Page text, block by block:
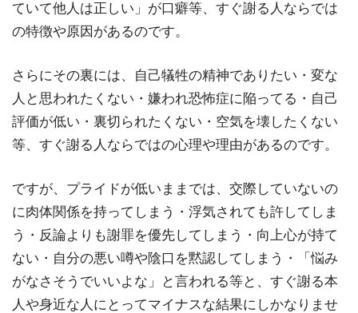
ていて他人は正しい」が口癖等、すぐ謝る人ならでは
の特徴や原因があるのです。
さらにその裏には、自己犠牲の精神でありたい・変な
人と思われたくない・嫌われ恐怖症に陥ってる・自己
評価が低い・裏切られたくない・空気を壊したくない
等、すぐ謝る人ならではの心理や理由があるのです。
ですが、プライドが低いままでは、交際していないの
に肉体関係を持ってしまう・浮気されても許してしま
う・反論よりも謝罪を優先してしまう・向上心が持て
ない・自分の悪い噂や陰口を黙認してしまう・「悩み
がなさそうでいいよな」と言われる等と、すぐ謝る本
人や身近な人にとってマイナスな結果にしかなりませ